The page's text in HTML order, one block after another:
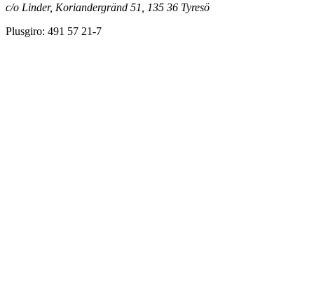
c/o Linder, Koriandergränd 51, 135 36 Tyresö
Plusgiro: 491 57 21-7